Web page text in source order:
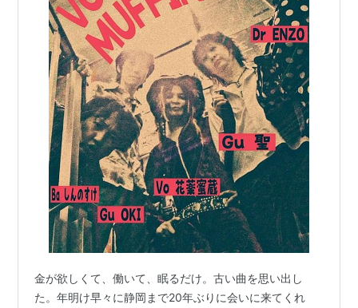
金が欲しくて、働いて、眠るだけ。古い曲を思い出し
た。年明け早々に静岡まで20年ぶりに会いに来てくれ